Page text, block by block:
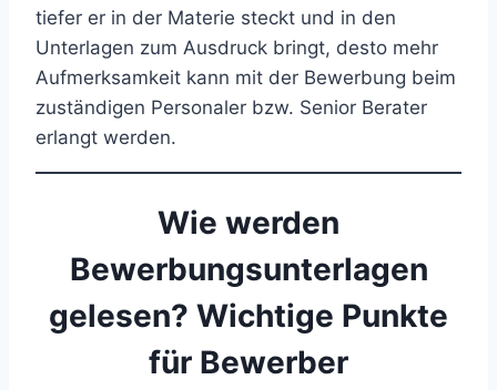
tiefer er in der Materie steckt und in den
Unterlagen zum Ausdruck bringt, desto mehr
Aufmerksamkeit kann mit der Bewerbung beim
zuständigen Personaler bzw. Senior Berater
erlangt werden.
Wie werden
Bewerbungsunterlagen
gelesen? Wichtige Punkte
für Bewerber